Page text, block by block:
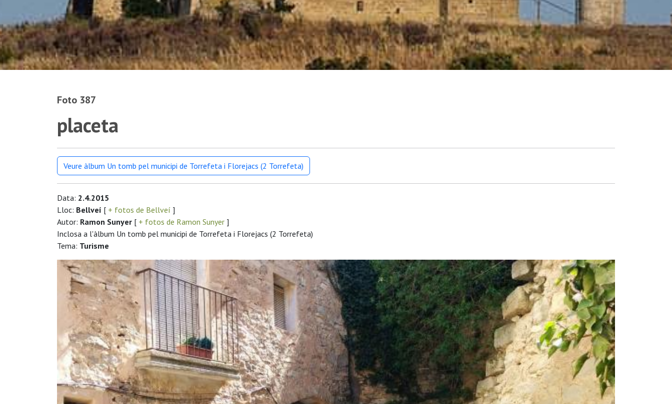
Foto 387
placeta
Veure àlbum Un tomb pel municipi de Torrefeta i Florejacs (2 Torrefeta)
Data: 2.4.2015
Lloc: Bellveí [ + fotos de Bellveí ]
Autor: Ramon Sunyer [ + fotos de Ramon Sunyer ]
Inclosa a l'àlbum Un tomb pel municipi de Torrefeta i Florejacs (2 Torrefeta)
Tema: Turisme